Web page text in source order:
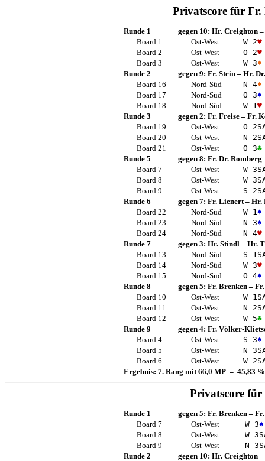
Privatscore für Fr.
Runde 1 gegen 10: Hr. Creighton–
Board 1
Ost-West W 2♥
Board 2
Ost-West O 2♥
Board 3
Ost-West W 3♦
Runde 2
gegen 9: Fr. Stein– Hr.
Board 16
Nord-Süd N 4♦
Board 17
Nord-Süd O 3♠
Board 18
Nord-Süd W 1♥
Runde 3
gegen 2: Fr. Freise– Fr.
Board 19
Ost-West O 2
Board 20
Ost-West N 2
Board 21
Ost-West O 3♣
Runde 5
gegen 8: Fr. Dr. Romberg
Board 7
Ost-West W 3
Board 8
Ost-West W 3
Board 9
Ost-West S 2
Runde 6
gegen 7: Fr. Lienert– Hr.
Board 22
Nord-Süd W 1♠
Board 23
Nord-Süd N 3♠
Board 24
Nord-Süd N 4♥
Runde 7
gegen 3: Hr. Stindl– Hr.
Board 13
Nord-Süd S 1
Board 14
Nord-Süd W 3♥
Board 15
Nord-Süd O 4♠
Runde 8
gegen 5: Fr. Brenken–
Board 10
Ost-West W 1
Board 11
Ost-West N 2
Board 12
Ost-West W 5♣
Runde 9
gegen 4: Fr. Völker-
Board 4
Ost-West S 3♠
Board 5
Ost-West N 3
Board 6
Ost-West W 2
Ergebnis: 7. Rang mit 66,0 MP = 45,83 %
Privatscore für
Runde 1 gegen 5: Fr. Brenken–
Board 7
Ost-West W 3♠
Board 8
Ost-West W 3
Board 9
Ost-West N 3
Runde 2
gegen 10: Hr. Creighton–